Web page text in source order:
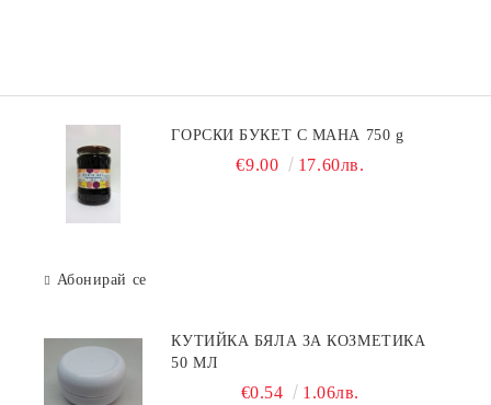
ГОРСКИ БУКЕТ С МАНА 750 g
€9.00 17.60лв.
Абонирай се
КУТИЙКА БЯЛА ЗА КОЗМЕТИКА
50 МЛ
€0.54 1.06лв.